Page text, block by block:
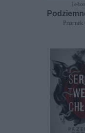
[ e-
Przemek